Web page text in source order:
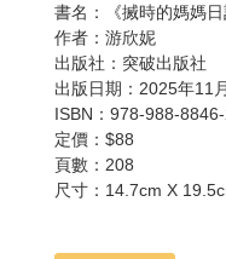
書名：《搣時的媽媽日
作者：游欣妮
出版社：突破出版社
出版日期：2025年11月
ISBN：978-988-
定價：$88
頁數：208
尺寸：14.7cm X